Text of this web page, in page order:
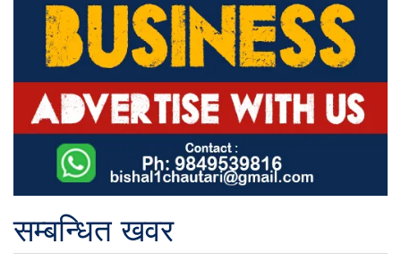
सम्बन्धित खवर